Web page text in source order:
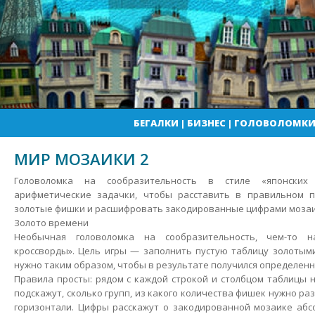
БЕГАЛКИ | БИЗНЕС| ГОЛОВОЛОМКИ
МИР МОЗАИКИ 2
Головоломка на сообразительность в стиле «японских
арифметические задачки, чтобы расставить в правильном
золотые фишки и расшифровать закодированные цифрами
Золото времени
Необычная головоломка на сообразительность, чем-то
кроссворды». Цель игры — заполнить пустую таблицу
нужно таким образом, чтобы в результате получился
Правила просты: рядом с каждой строкой и столбцом таблицы
подскажут, сколько групп, из какого количества фишек нужно
горизонтали. Цифры расскажут о закодированной мозаике